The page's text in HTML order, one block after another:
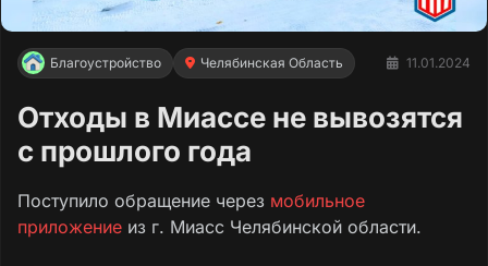
Благоустройство Челябинская Область 11.01.2024
Отходы в Миассе не вывозятся
с прошлого года
Поступило обращение через мобильное
приложение из г. Миасс Челябинской области.